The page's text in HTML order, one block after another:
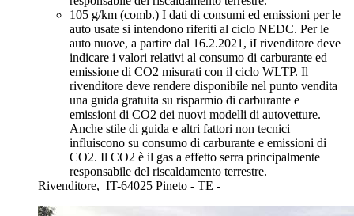
105 g/km (comb.) I dati di consumi ed emissioni per le
auto usate si intendono riferiti al ciclo NEDC. Per le
auto nuove, a partire dal 16.2.2021, iI rivenditore deve
indicare i valori relativi al consumo di carburante ed
emissione di CO2 misurati con il ciclo WLTP. Il
rivenditore deve rendere disponibile nel punto vendita
una guida gratuita su risparmio di carburante e
emissioni di CO2 dei nuovi modelli di autovetture.
Anche stile di guida e altri fattori non tecnici
influiscono su consumo di carburante e emissioni di
CO2. Il CO2 è il gas a effetto serra principalmente
responsabile del riscaldamento terrestre.
Rivenditore, IT-64025 Pineto - TE -